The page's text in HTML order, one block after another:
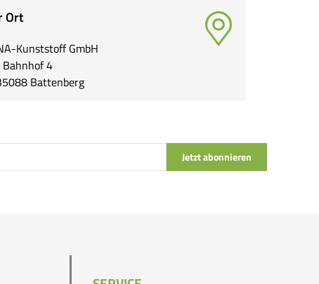
Ort
Kunststoff GmbH
4
Battenberg
Jetzt abonnieren